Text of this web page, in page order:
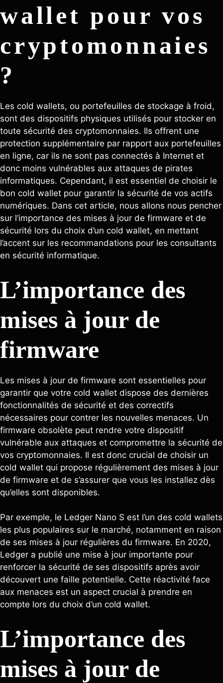
wallet pour vos
cryptomonnaies
?
Les cold wallets, ou portefeuilles de stockage à froid,
sont des dispositifs physiques utilisés pour stocker en
toute sécurité des cryptomonnaies. Ils offrent une
protection supplémentaire par rapport aux portefeuilles
en ligne, car ils ne sont pas connectés à Internet et
donc moins vulnérables aux attaques de pirates
informatiques. Cependant, il est essentiel de choisir le
bon cold wallet pour garantir la sécurité de vos actifs
numériques. Dans cet article, nous allons nous pencher
sur l’importance des mises à jour de firmware et de
sécurité lors du choix d’un cold wallet, en mettant
l’accent sur les recommandations pour les consultants
en sécurité informatique.
L’importance des
mises à jour de
firmware
Les mises à jour de firmware sont essentielles pour
garantir que votre cold wallet dispose des dernières
fonctionnalités de sécurité et des correctifs
nécessaires pour contrer les nouvelles menaces. Un
firmware obsolète peut rendre votre dispositif
vulnérable aux attaques et compromettre la sécurité de
vos cryptomonnaies. Il est donc crucial de choisir un
cold wallet qui propose régulièrement des mises à jour
de firmware et de s’assurer que vous les installez dès
qu’elles sont disponibles.
Par exemple, le Ledger Nano S est l’un des cold wallets
les plus populaires sur le marché, notamment en raison
de ses mises à jour régulières du firmware. En 2020,
Ledger a publié une mise à jour importante pour
renforcer la sécurité de ses dispositifs après avoir
découvert une faille potentielle. Cette réactivité face
aux menaces est un aspect crucial à prendre en
compte lors du choix d’un cold wallet.
L’importance des
mises à jour de